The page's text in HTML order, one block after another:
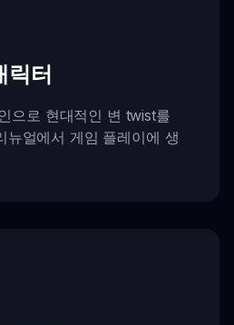
릭터
으로 현대적인 변 twist를
얼에서 게임 플레이에 생